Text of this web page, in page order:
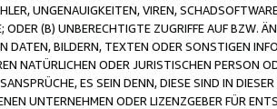
UNGENAUIGKEITEN, VIREN,
ODER (B) UNBERECHTIGTE ZUGRIFFE AUF BZW.
DATEN, BILDERN, TEXTEN ODER SONSTIGEN
NATÜRLICHEN ODER JURISTISCHEN PERSON
ES SEIN DENN, DIESE SIND IN
UNTERNEHMEN ODER LIZENZGEBER FÜR